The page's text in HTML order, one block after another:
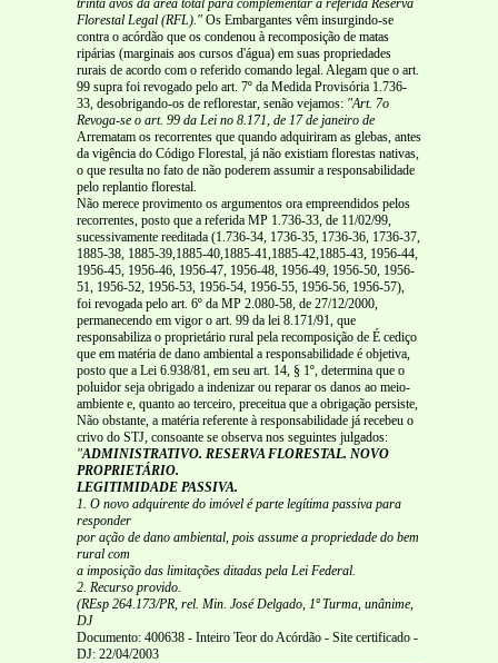
trinta avos da área total para complementar a referida Reserva
Florestal Legal (RFL)." Os Embargantes vêm insurgindo-se
contra o acórdão que os condenou à recomposição de matas
ripárias (marginais aos cursos d'água) em suas propriedades
rurais de acordo com o referido comando legal. Alegam que o art.
99 supra foi revogado pelo art. 7º da Medida Provisória 1.736-
33, desobrigando-os de reflorestar, senão vejamos: "Art. 7o
Revoga-se o art. 99 da Lei no 8.171, de 17 de janeiro de
Arrematam os recorrentes que quando adquiriram as glebas, antes
da vigência do Código Florestal, já não existiam florestas nativas,
o que resulta no fato de não poderem assumir a responsabilidade
pelo replantio florestal.
Não merece provimento os argumentos ora empreendidos pelos
recorrentes, posto que a referida MP 1.736-33, de 11/02/99,
sucessivamente reeditada (1.736-34, 1736-35, 1736-36, 1736-37,
1885-38, 1885-39,1885-40,1885-41,1885-42,1885-43, 1956-44,
1956-45, 1956-46, 1956-47, 1956-48, 1956-49, 1956-50, 1956-
51, 1956-52, 1956-53, 1956-54, 1956-55, 1956-56, 1956-57),
foi revogada pelo art. 6º da MP 2.080-58, de 27/12/2000,
permanecendo em vigor o art. 99 da lei 8.171/91, que
responsabiliza o proprietário rural pela recomposição de É cediço
que em matéria de dano ambiental a responsabilidade é objetiva,
posto que a Lei 6.938/81, em seu art. 14, § 1º, determina que o
poluidor seja obrigado a indenizar ou reparar os danos ao meio-
ambiente e, quanto ao terceiro, preceitua que a obrigação persiste,
Não obstante, a matéria referente à responsabilidade já recebeu o
crivo do STJ, consoante se observa nos seguintes julgados:
"ADMINISTRATIVO. RESERVA FLORESTAL. NOVO
PROPRIETÁRIO.
LEGITIMIDADE PASSIVA.
1. O novo adquirente do imóvel é parte legítima passiva para
responder
por ação de dano ambiental, pois assume a propriedade do bem
rural com
a imposição das limitações ditadas pela Lei Federal.
2. Recurso provido.
(REsp 264.173/PR, rel. Min. José Delgado, 1ª Turma, unânime,
DJ
Documento: 400638 - Inteiro Teor do Acórdão - Site certificado -
DJ: 22/04/2003